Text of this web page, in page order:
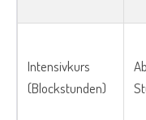
Intensivkurs
(Blockstunden)